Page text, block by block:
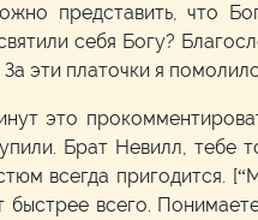
представить, что
себя Богу?
эти платочки я
это
Брат Невилл, тебе
всегда пригодится.
быстрее всего.